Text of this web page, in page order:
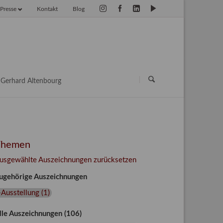
Blog
Kontakt
Presse
Gerhard Altenbourg
Auszeichnungen zurücksetzen
Auszeichnungen
(1 )
Auszeichnungen (106)